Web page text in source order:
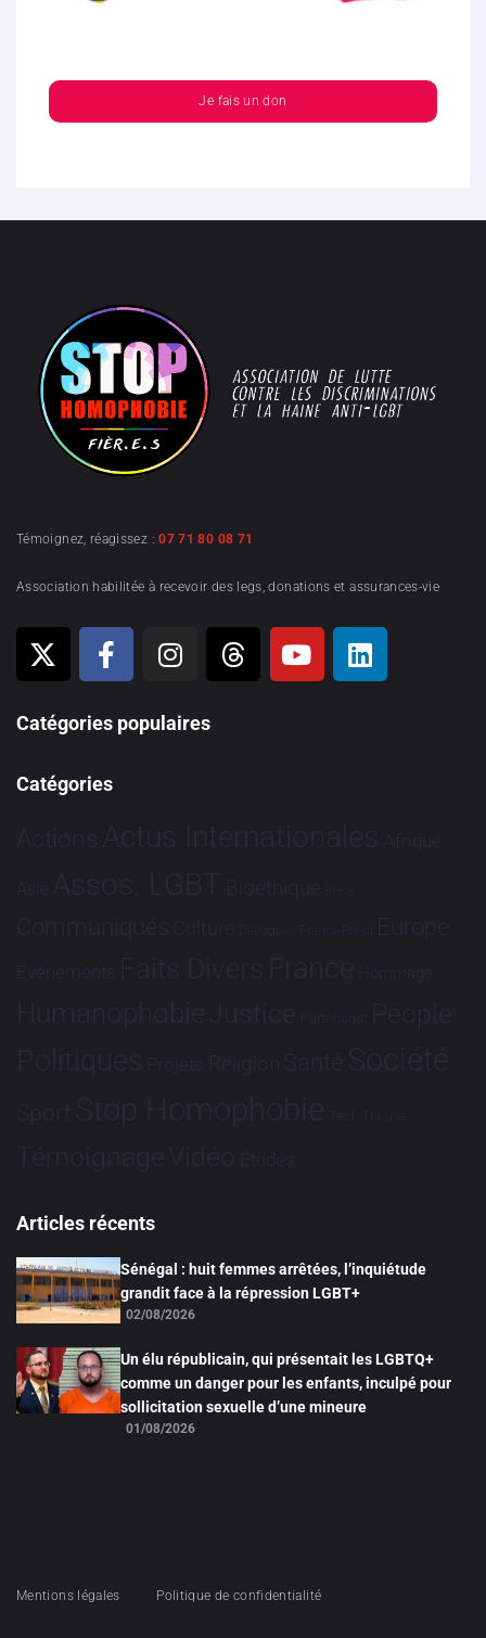
Je fais un don
Témoignez, réagissez :07 71 80 08 71
Association habilitée à recevoir des legs, donations et assurances-vie
Catégories populaires
Catégories
Actions Actus Internationales Afrique
Asie Assos. LGBT Bioéthique Brève
Communiqués Culture Dialogues France-Brésil Europe
Evénements Faits Divers France Hommage
HumanophobieJustice Partenariat People
Politiques Projets Religion Santé Société
Sport Stop Homophobie Tech Tribune
TémoignageVidéo Études
Articles récents
Sénégal : huit femmes arrêtées, l’inquiétude
grandit face à la répression LGBT+
02/08/2026
Un élu républicain, qui présentait les LGBTQ+
comme un danger pour les enfants, inculpé pour
sollicitation sexuelle d’une mineure
01/08/2026
Mentions légales Politique de confidentialité